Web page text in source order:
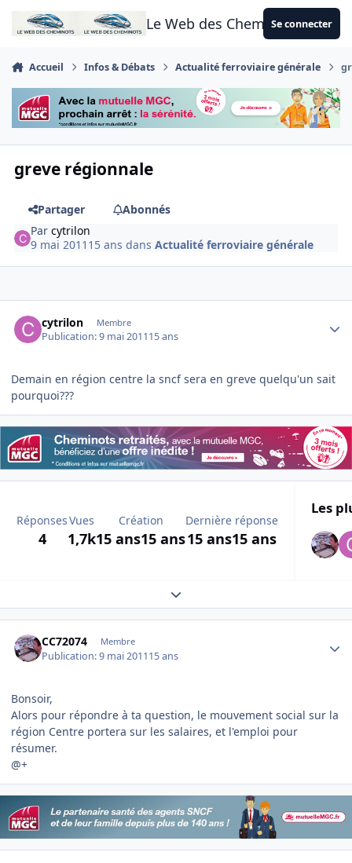
Aller au contenu
Le Web des CheminotsSe connecter
Accueil Infos & Débats Actualité ferroviaire générale
greve régionnale
Partager
Abonnés
Parcytrilon
9 mai 2011 15 ans dansActualité ferroviaire générale
cytrilon Membre
Publication:9 mai 201115 ans
Demain en région centre la sncf sera en greve quelqu'un sait
pourquoi???
Réponses
4
Vues
1,7k
Création
15 ans15 ans
Dernière réponse
15 ans15 ans
Les
Expand topic overview
CC72074 Membre
Publication:9 mai 201115 ans
Bonsoir,
Alors pour répondre à ta question, le mouvement social sur la
région Centre portera sur les salaires, et l'emploi pour
résumer.
@+